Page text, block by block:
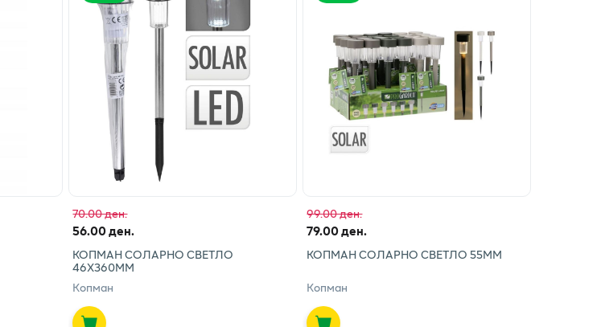
70.00 ден.
56.00 ден.
КОПМАН СОЛАРНО СВЕТЛО
46Х360ММ
Копман
99.00 ден.
79.00 ден.
КОПМАН СОЛАРНО СВЕТЛО 55ММ
Копман